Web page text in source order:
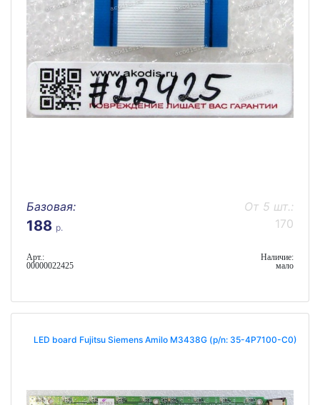
Базовая:
188 р.
От 5 шт.:
170
Арт.:
00000022425
Наличие:
мало
LED board Fujitsu Siemens Amilo M3438G (p/n: 35-4P7100-C0)